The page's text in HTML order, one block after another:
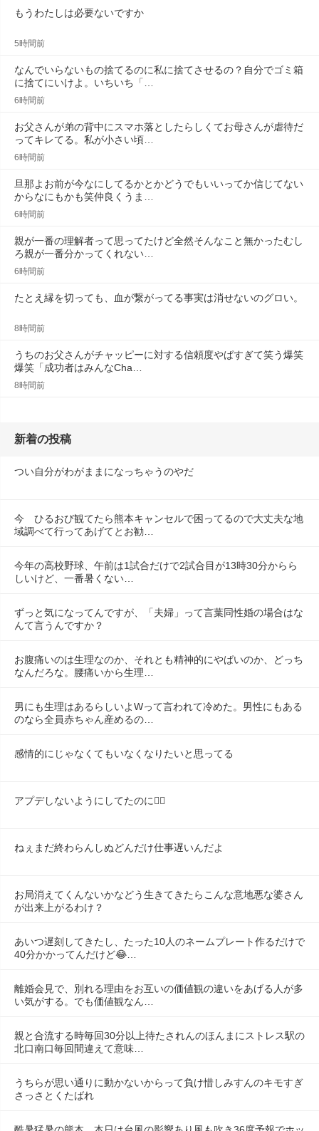
もうわたしは必要ないですか
5時間前
なんでいらないもの捨てるのに私に捨てさせるの？自分でゴミ箱
に捨てにいけよ。いちいち「…
6時間前
お父さんが弟の背中にスマホ落としたらしくてお母さんが虐待だ
ってキレてる。私が小さい頃…
6時間前
旦那よお前が今なにしてるかとかどうでもいいってか信じてない
からなにもかも笑仲良くうま…
6時間前
親が一番の理解者って思ってたけど全然そんなこと無かったむし
ろ親が一番分かってくれない…
6時間前
たとえ縁を切っても、血が繋がってる事実は消せないのグロい。
8時間前
うちのお父さんがチャッピーに対する信頼度やばすぎて笑う爆笑
爆笑「成功者はみんなCha…
8時間前
新着の投稿
つい自分がわがままになっちゃうのやだ
今　ひるおび観てたら熊本キャンセルで困ってるので大丈夫な地
域調べて行ってあげてとお勧…
今年の高校野球、午前は1試合だけで2試合目が13時30分からら
しいけど、一番暑くない…
ずっと気になってんですが、「夫婦」って言葉同性婚の場合はな
んて言うんですか？
お腹痛いのは生理なのか、それとも精神的にやばいのか、どっち
なんだろな。腰痛いから生理…
男にも生理はあるらしいよWって言われて冷めた。男性にもある
のなら全員赤ちゃん産めるの…
感情的にじゃなくてもいなくなりたいと思ってる
アプデしないようにしてたのに😶‍🌫️
ねぇまだ終わらんしぬどんだけ仕事遅いんだよ
お局消えてくんないかなどう生きてきたらこんな意地悪な婆さん
が出来上がるわけ？
あいつ遅刻してきたし、たった10人のネームプレート作るだけで
40分かかってんだけど😂…
離婚会見で、別れる理由をお互いの価値観の違いをあげる人が多
い気がする。でも価値観なん…
親と合流する時毎回30分以上待たされんのほんまにストレス駅の
北口南口毎回間違えて意味…
うちらが思い通りに動かないからって負け惜しみすんのキモすぎ
さっさとくたばれ